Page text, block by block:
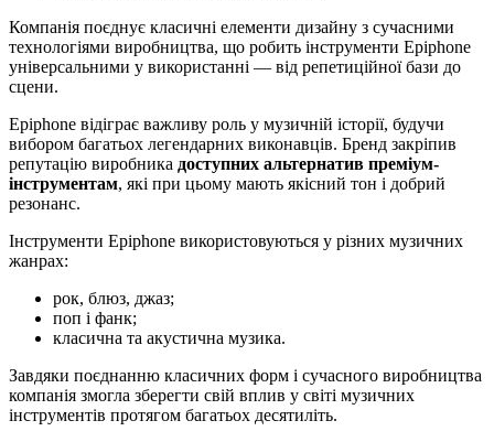
Компанія поєднує класичні елементи дизайну з сучасними
технологіями виробництва, що робить інструменти Epiphone
універсальними у використанні — від репетиційної бази до
сцени.
Epiphone відіграє важливу роль у музичній історії, будучи
вибором багатьох легендарних виконавців. Бренд закріпив
репутацію виробника доступних альтернатив преміум-
інструментам, які при цьому мають якісний тон і добрий
резонанс.
Інструменти Epiphone використовуються у різних музичних
жанрах:
рок, блюз, джаз;
поп і фанк;
класична та акустична музика.
Завдяки поєднанню класичних форм і сучасного виробництва
компанія змогла зберегти свій вплив у світі музичних
інструментів протягом багатьох десятиліть.